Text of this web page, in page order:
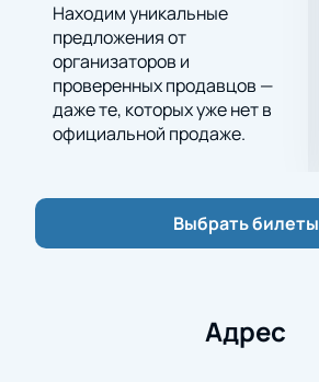
Находим уникальные
предложения от
организаторов и
проверенных продавцов —
даже те, которых уже нет в
официальной продаже.
Выбрать билеты
Адрес